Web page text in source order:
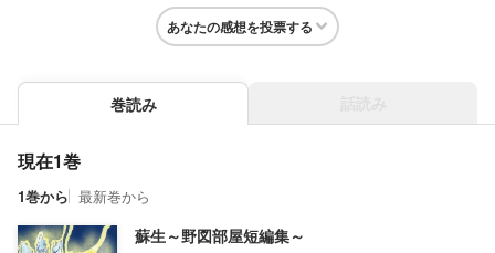
あなたの感想を投票する
巻読み
現在1巻
1巻から 最新巻から
蘇生～野図部屋短編集～